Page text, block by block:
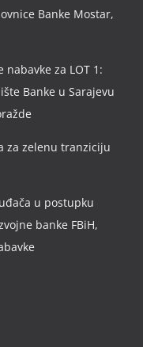
Banke Mostar,
za LOT 1:
Banke u Sarajevu
za zelenu tranziciju
u postupku
banke FBiH,